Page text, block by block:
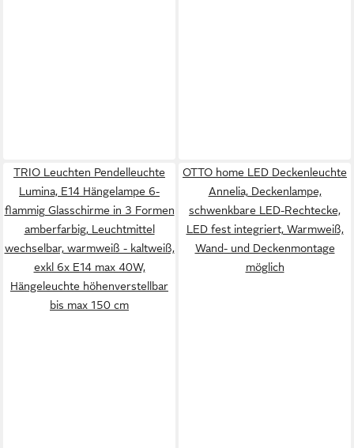
TRIO Leuchten Pendelleuchte
Lumina, E14 Hängelampe 6-
flammig Glasschirme in 3 Formen
amberfarbig, Leuchtmittel
wechselbar, warmweiß - kaltweiß,
exkl 6x E14 max 40W,
Hängeleuchte höhenverstellbar
bis max 150 cm
OTTO home LED Deckenleuchte
Annelia, Deckenlampe,
schwenkbare LED-Rechtecke,
LED fest integriert, Warmweiß,
Wand- und Deckenmontage
möglich